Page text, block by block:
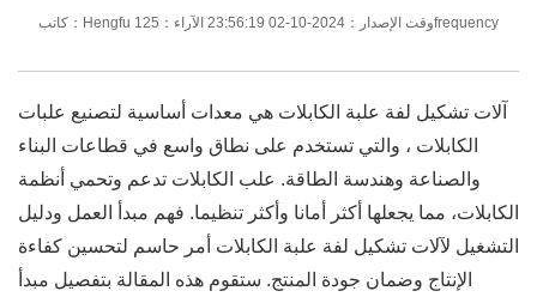
كاتب：Hengfu وقت الإصدار：2024-10-02 23:56:19 الآراء：125frequency
آلات تشكيل لفة علبة الكابلات هي معدات أساسية لتصنيع علبات
الكابلات ، والتي تستخدم على نطاق واسع في قطاعات البناء
والصناعة وهندسة الطاقة. علب الكابلات تدعم وتحمي أنظمة
الكابلات، مما يجعلها أكثر أمانا وأكثر تنظيما. فهم مبدأ العمل ودليل
التشغيل لآلات تشكيل لفة علبة الكابلات أمر حاسم لتحسين كفاءة
الإنتاج وضمان جودة المنتج. ستقوم هذه المقالة بتفصيل مبدأ